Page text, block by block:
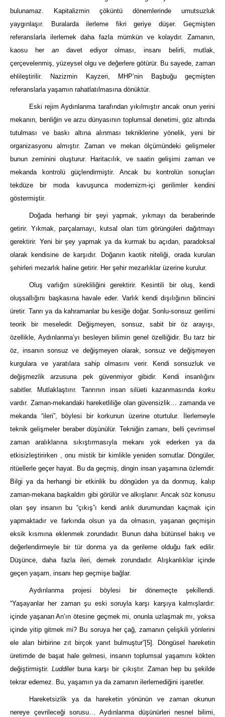
bulunamaz. Kapitalizmin çöküntü dönemlerinde umutsuzluk
yaygınlaşır. Buralarda ilerleme fikri geriye düşer. Geçmişten
referanslarla ilerlemek daha fazla mümkün ve kolaydır. Zamanın,
kaosu her an davet ediyor olması, insanı belirli, mutlak,
çerçevelenmiş, yüzeysel olgu ve değerlere götürür. Bu sayede, zaman
ehlileştirilir. Nazizmin Kayzeri, MHP’nin Başbuğu geçmişten
referanslarla yaşamın rahatlatılmasına dönüktür.
Eski rejim Aydınlanma tarafından yıkılmıştır ancak onun yerini
mekanın, benliğin ve arzu dünyasının toplumsal denetimi, göz altında
tutulması ve baskı altına alınması tekniklerine yönelik, yeni bir
organizasyonu almıştır. Zaman ve mekan ölçümündeki gelişmeler
bunun zeminini oluşturur. Haritacılık, ve saatin gelişimi zaman ve
mekanda kontrolü güçlendirmiştir. Ancak bu kontrolün sonuçları
tekdüze bir moda kavuşunca modernizm-içi gerilimler kendini
göstermiştir.
Doğada herhangi bir şeyi yapmak, yıkmayı da beraberinde
getirir. Yıkmak, parçalamayı, kutsal olan tüm görüngüleri dağıtmayı
gerektirir. Yeni bir şey yapmak ya da kurmak bu açıdan, paradoksal
olarak kendisine de karşıdır. Doğanın kaotik niteliği, orada kurulan
şehirleri mezarlık haline getirir. Her şehir mezarlıklar üzerine kurulur.
Oluş varlığın sürekliliğini gerektirir. Kesintili bir oluş, kendi
oluşsallığını başkasına havale eder. Varlık kendi dışılığının bilincini
üretir. Tanrı ya da kahramanlar bu kesiğe doğar. Sonlu-sonsuz gerilimi
teorik bir meseledir. Değişmeyen, sonsuz, sabit bir öz arayışı,
özellikle, Aydınlanma’yı besleyen bilimin genel özelliğidir. Bu tarz bir
öz, insanın sonsuz ve değişmeyen olarak, sonsuz ve değişmeyen
kurgulara ve yaratılara sahip olmasını verir. Kendi sonsuzluk ve
değişmezlik arzusuna pek güvenmiyor gibidir. Kendi insanlığını
sabitler. Mutlaklaştırır. Tanrının insan silüeti kazanmasında korku
vardır. Zaman-mekandaki hareketliliğe olan güvensizlik… zamanda ve
mekanda “ileri”, böylesi bir korkunun üzerine oturtulur. İlerlemeyle
teknik gelişmeler beraber düşünülür. Tekniğin zamanı, belli çevrimsel
zaman aralıklarına sıkıştırmasıyla mekanı yok ederken ya da
etkisizleştirirken , onu mistik bir kimlikle yeniden somutlar. Döngüler,
ritüellerle geçer hayat. Bu da geçmiş, dingin insan yaşamına özlemdir.
Bilgi ya da herhangi bir etkinlik bu döngüden ya da donmuş, kalıp
zaman-mekana başkaldırı gibi görülür ve alkışlanır. Ancak söz konusu
olan şey insanın bu “çıkış”ı kendi anlık durumundan kaçmak için
yapmaktadır ve farkında olsun ya da olmasın, yaşanan geçmişin
eksik kısmına eklenmek zorundadır. Bunun daha bütünsel bakış ve
değerlendirmeyle bir tür donma ya da gerileme olduğu fark edilir.
Düşünce, daha fazla ileri, demek zorundadır. Alışkanlıklar içinde
geçen yaşam, insanı hep geçmişe bağlar.
Aydınlanma projesi böylesi bir dönemeçte şekillendi.
“Yaşayanlar her zaman şu eski soruyla karşı karşıya kalmışlardır:
içinde yaşanan An’ın ötesine geçmek mi, onunla uzlaşmak mı, yoksa
içinde yitip gitmek mi? Bu soruya her çağ, zamanın çelişkili yönlerini
ele alan birbirine zıt birçok yanıt bulmuştur”[5] . Döngüsel hareketin
üretimde de başat hale gelmesi, insanın toplumsal yaşamını kökten
değiştirmiştir.Luddi ler buna karşı bir çıkıştır. Zaman hep bu şekilde
tekrar edemez. Bu, yaşamın ya da zamanın ilerlemediğini işaretler.
Hareketsizlik ya da hareketin yönünün ve zaman okunun
nereye çevrileceği sorusu… Aydınlanma düşünürleri nesnel bilimi,